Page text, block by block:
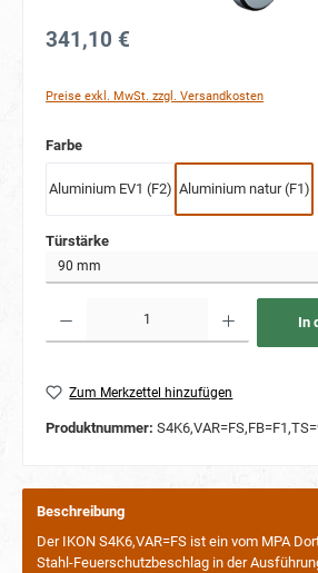
341,10 €
Preise exkl. MwSt. zzgl. Versandkosten
Farbeauswählen
Aluminium EV1 (F2) Aluminium natur (F1)
Türstärkeauswählen
In
Zum Merkzettel hinzufügen
Produktnummer:
Beschreibung
Der IKON S4K6,VAR=FS ist ein vom MPA
Stahl-Feuerschutzbeschlag in der